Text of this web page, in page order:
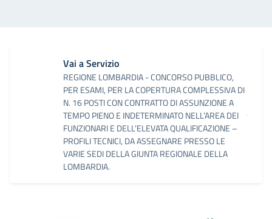
Vai a Servizio
REGIONE LOMBARDIA - CONCORSO PUBBLICO,
PER ESAMI, PER LA COPERTURA COMPLESSIVA DI
N. 16 POSTI CON CONTRATTO DI ASSUNZIONE A
TEMPO PIENO E INDETERMINATO NELL’AREA DEI
FUNZIONARI E DELL’ELEVATA QUALIFICAZIONE –
PROFILI TECNICI, DA ASSEGNARE PRESSO LE
VARIE SEDI DELLA GIUNTA REGIONALE DELLA
LOMBARDIA.